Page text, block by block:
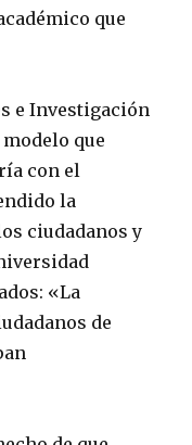
que
e Investigación
que
con el
la
ciudadanos y
«La
de